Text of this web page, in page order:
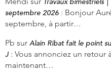
septembre 2026 : Bonjour
septembre, à partir…
Pb sur Alain Ribat fait le point
J : Vous annonciez un retour
maintenant…